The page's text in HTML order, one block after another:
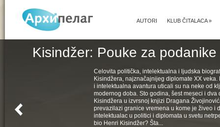
KLUB ČITALACA»
AUTORI
Kisindžer: Pouke za
Celovita politička, intelektualna i ljudska
Kisindžera, najznačajnijeg diplomate XX
i intelektualna avantura uticali su na neke od
modernog doba. Sto godina, šest meseci i dva
Kisindžera u izvrsnoj knjizi Dragana
prevazilazi granice vremena u kome je živeo i
intelektualac u politici i diplomata u svetu
bio Henri Kisindžer? Šta...